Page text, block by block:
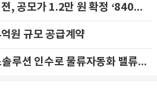
자율주행 AI 스트라드비젼, 공모가 1.2만 원 확정 ‘840억 수혈’
원 규모 공급계약
클로봇, 두산로지스틱스솔루션 인수로 물류자동화 밸류체인 확장 추진 - IBK투자증권